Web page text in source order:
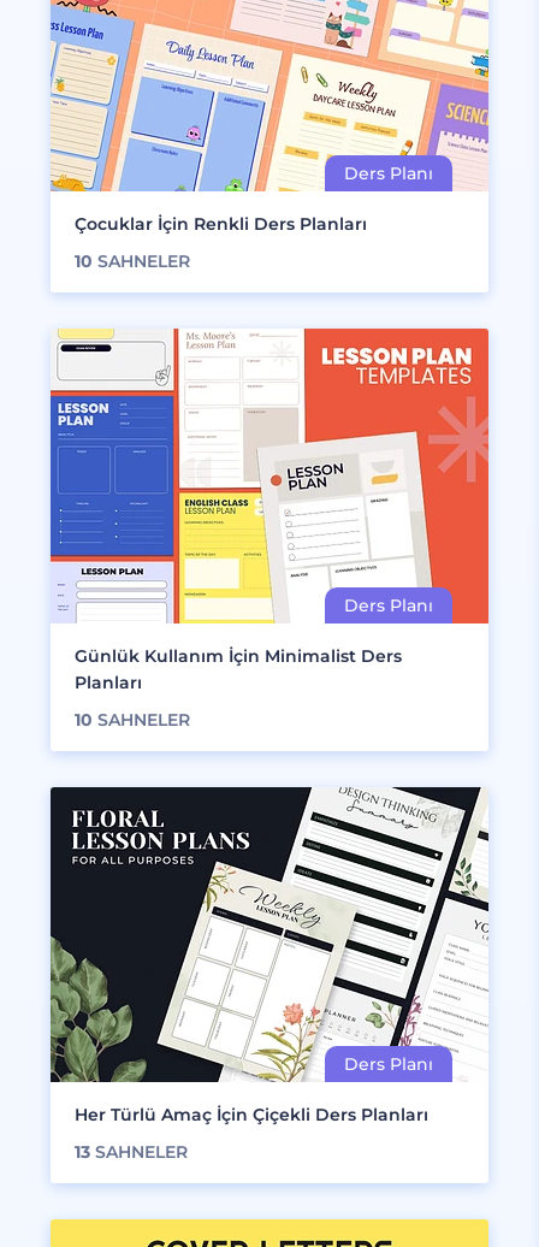
Çocuklar İçin Renkli Ders Planları
10 SAHNELER
Günlük Kullanım İçin Minimalist Ders
Planları
10 SAHNELER
Her Türlü Amaç İçin Çiçekli Ders Planları
13 SAHNELER